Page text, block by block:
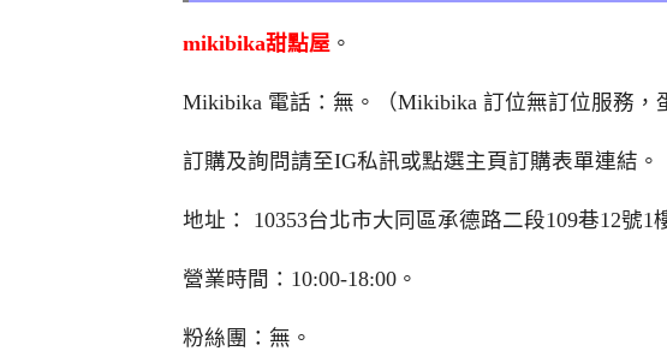
mikibika甜點屋 。
Mikibika 電話：無。（Mikibika 訂位無訂位服務，
訂購及詢問請至IG私訊或點選主頁訂購表單連結。
地址： 10353台北市大同區承德路二段109巷12號1
營業時間：10:00-18:00。
粉絲團：無。